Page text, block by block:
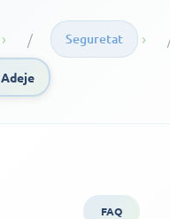
› Seguretat ›
Adeje
FAQ